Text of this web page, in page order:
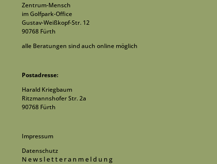
Zentrum-Mensch
im Golfpark-Office
Gustav-Weißkopf-Str. 12
90768 Fürth
alle Beratungen sind auch online möglich
Postadresse:
Harald Kriegbaum
Ritzmannshofer Str. 2a
90768 Fürth
Impressum
Datenschutz
Newsletteranmeldung